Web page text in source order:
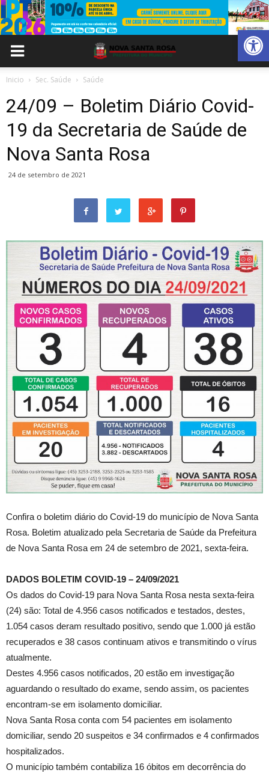
Abrir
Inicio Sec. Saúde Saúde
24/09 – Boletim Diário Covid-
19 da Secretaria de Saúde de
Nova Santa Rosa
24 de setembro de 2021
Confira o boletim diário do Covid-19 do município de Nova Santa
Rosa. Boletim atualizado pela Secretaria de Saúde da Prefeitura
de Nova Santa Rosa em 24 de setembro de 2021, sexta-feira.
DADOS BOLETIM COVID-19 – 24/09/2021
Os dados do Covid-19 para Nova Santa Rosa nesta sexta-feira
(24) são: Total de 4.956 casos notificados e testados, destes,
1.054 casos deram resultado positivo, sendo que 1.000 já estão
recuperados e 38 casos continuam ativos e transmitindo o vírus
atualmente.
Destes 4.956 casos notificados, 20 estão em investigação
aguardando o resultado do exame, sendo assim, os pacientes
encontram-se em isolamento domiciliar.
Nova Santa Rosa conta com 54 pacientes em isolamento
domiciliar, sendo 20 suspeitos e 34 confirmados e 4 confirmados
hospitalizados.
O município também contabiliza 16 óbitos em decorrência do